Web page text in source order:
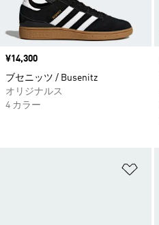
価格
¥14,300
ブセニッツ / Busenitz
オリジナルス
4 カラー